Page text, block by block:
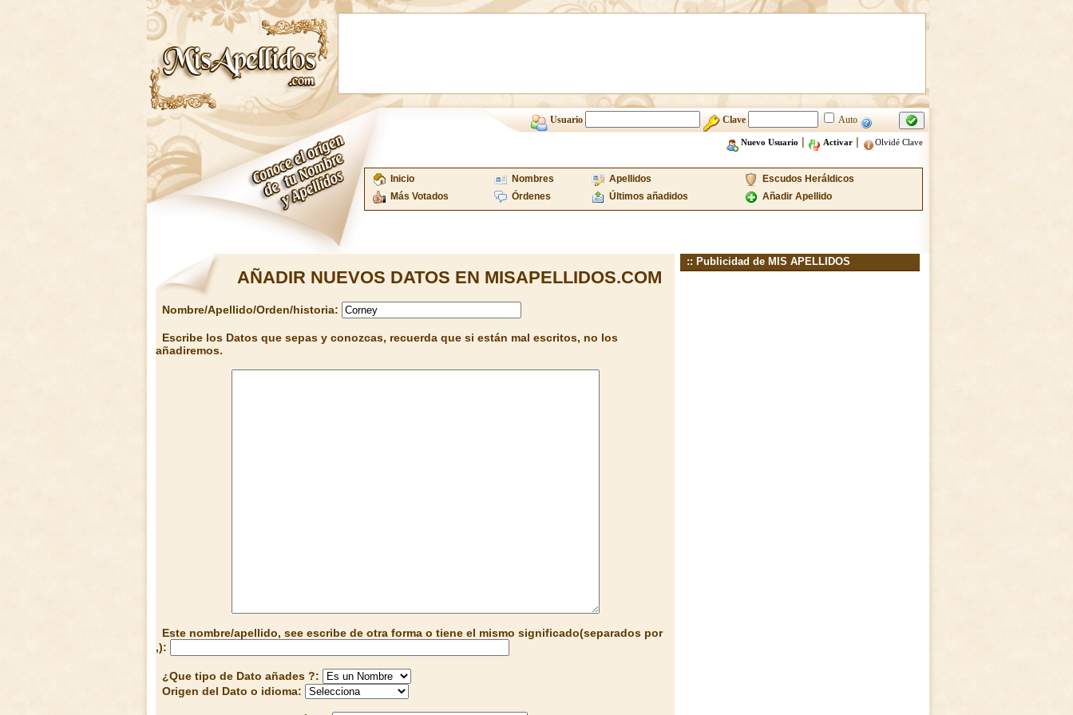
Usuario Clave Auto
Nuevo Usuario | Activar| Olvidé Clave
Inicio Nombres Apellidos
Escudos Heráldicos
Más Votados
Órdenes Últimos añadidos Añadir Apellido
AÑADIR NUEVOS DATOS EN MISAPELLIDOS.COM
Nombre/Apellido/Orden/historia:
Escribe los Datos que sepas y conozcas, recuerda que si están mal escritos, no los
añadiremos.
Este nombre/apellido, see escribe de otra forma o tiene el mismo significado(separados por
,):
¿Que tipo de Dato añades ?:
Origen del Dato o idioma:
:: Publicidad de MIS APELLIDOS